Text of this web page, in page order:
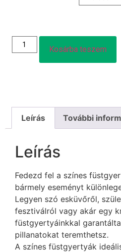
Kosárba teszem
Leírás További
Leírás
Fedezd fel a színes
bármely eseményt
Legyen szó esküvőről,
fesztiválról vagy akár egy
füstgyertyáinkkal
pillanatokat teremthetsz.
A színes füstgyertyák